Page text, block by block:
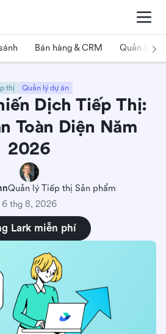
Bán hàng & CRM Quản lý dự
thị Quản lý dự án
Dịch Tiếp Thị:
Toàn Diện Năm
2026
Quản lý Tiếp thị Sản phẩm
6 thg 8, 2026
Lark miễn phí